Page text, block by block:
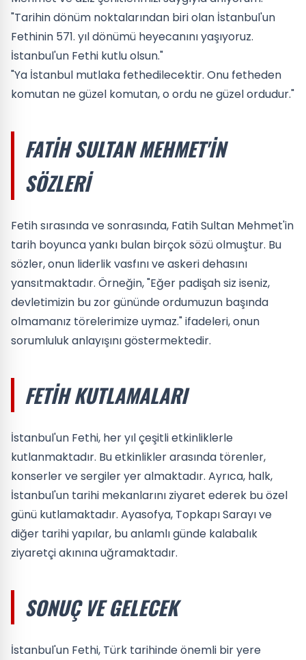
"Tarihin dönüm noktalarından biri olan İstanbul'un
Fethinin 571. yıl dönümü heyecanını yaşıyoruz.
İstanbul'un Fethi kutlu olsun."
"Ya İstanbul mutlaka fethedilecektir. Onu fetheden
komutan ne güzel komutan, o ordu ne güzel ordudur."
FATIH SULTAN MEHMET'IN
SÖZLERI
Fetih sırasında ve sonrasında, Fatih Sultan Mehmet'in
tarih boyunca yankı bulan birçok sözü olmuştur. Bu
sözler, onun liderlik vasfını ve askeri dehasını
yansıtmaktadır. Örneğin, "Eğer padişah siz iseniz,
devletimizin bu zor gününde ordumuzun başında
olmamanız törelerimize uymaz." ifadeleri, onun
sorumluluk anlayışını göstermektedir.
FETIH KUTLAMALARI
İstanbul'un Fethi, her yıl çeşitli etkinliklerle
kutlanmaktadır. Bu etkinlikler arasında törenler,
konserler ve sergiler yer almaktadır. Ayrıca, halk,
İstanbul'un tarihi mekanlarını ziyaret ederek bu özel
günü kutlamaktadır. Ayasofya, Topkapı Sarayı ve
diğer tarihi yapılar, bu anlamlı günde kalabalık
ziyaretçi akınına uğramaktadır.
SONUÇ VE GELECEK
İstanbul'un Fethi, Türk tarihinde önemli bir yere